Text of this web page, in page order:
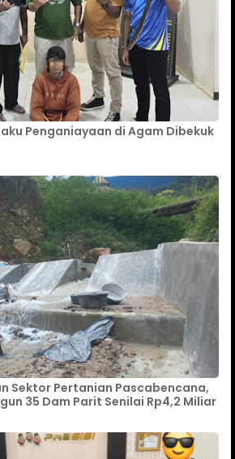
Penganiayaan di Agam Dibekuk
Sektor Pertanian Pascabencana,
35 Dam Parit Senilai Rp4,2 Miliar